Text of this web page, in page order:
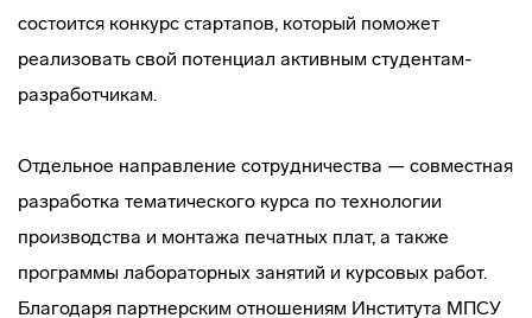
состоится конкурс стартапов, который поможет
реализовать свой потенциал активным студентам-
разработчикам.
Отдельное направление сотрудничества — совместная
разработка тематического курса по технологии
производства и монтажа печатных плат, а также
программы лабораторных занятий и курсовых работ.
Благодаря партнерским отношениям Института МПСУ